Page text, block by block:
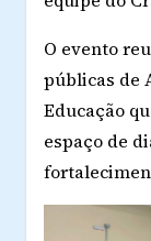
O evento
públicas de
Educação
espaço de